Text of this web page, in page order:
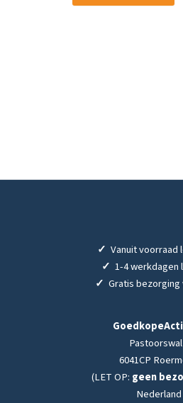
✓ Vanuit voorraad
✓ 1-4 werkdagen
✓ Gratis bezorging
6041CP
(LET OP: geen
Nederland